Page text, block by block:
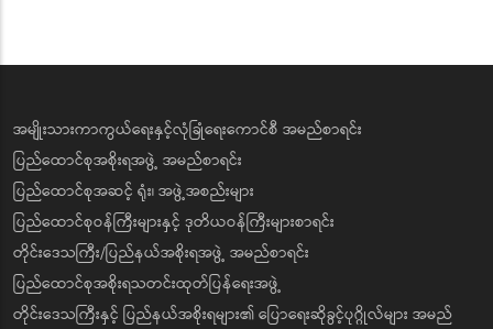
အမျိုးသားကာကွယ်ရေးနှင့်လုံခြုံရေးကောင်စီ အမည်စာရင်း
ပြည်ထောင်စုအစိုးရအဖွဲ့ အမည်စာရင်း
ပြည်ထောင်စုအဆင့် ရုံး၊ အဖွဲ့အစည်းများ
ပြည်ထောင်စုဝန်ကြီးများနှင့် ဒုတိယဝန်ကြီးများစာရင်း
တိုင်းဒေသကြီး/ပြည်နယ်အစိုးရအဖွဲ့ အမည်စာရင်း
ပြည်ထောင်စုအစိုးရသတင်းထုတ်ပြန်ရေးအဖွဲ့
တိုင်းဒေသကြီးနှင့် ပြည်နယ်အစိုးရများ၏ ပြောရေးဆိုခွင့်ပုဂ္ဂိုလ်များ အမည်